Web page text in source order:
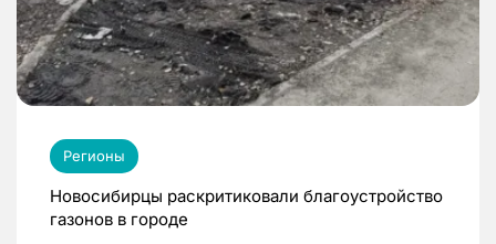
Регионы
Новосибирцы раскритиковали благоустройство
газонов в городе